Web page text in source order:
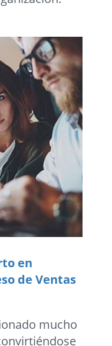
en
de Ventas
mucho